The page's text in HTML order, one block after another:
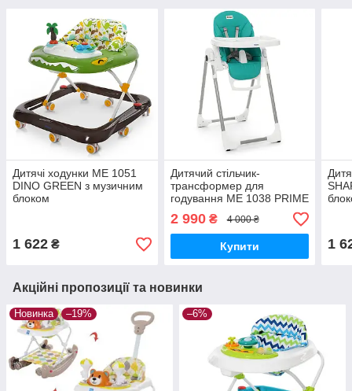
Дитячі ходунки ME 1051
DINO GREEN з музичним
блоком
1 622 ₴
Дитячий стільчик-
трансформер для
годування ME 1038 PRIME
OCEAN лазурний
2 990₴ 4 000 ₴
Купити 1
Акційні пропозиції та новинки
Новинка –19% –6%